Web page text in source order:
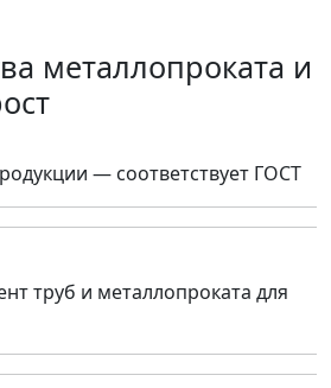
металлопроката и
— соответствует ГОСТ
труб и металлопроката для